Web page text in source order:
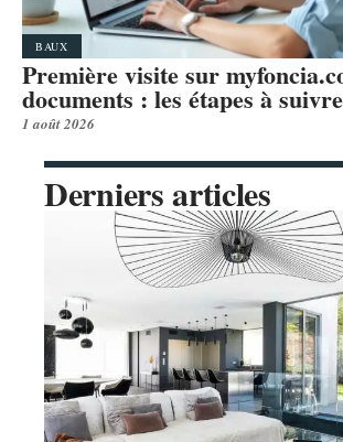
BAUX
Première visite sur
documents : les étapes à suivre
1 août 2026
Derniers articles